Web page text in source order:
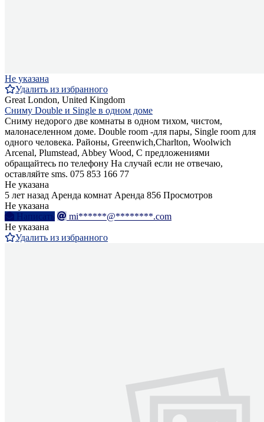
Не указана
Удалить из избранного
Great London, United Kingdom
Сниму Double и Single в одном доме
Сниму недорого две комнаты в одном тихом, чистом,
малонаселенном доме. Double room -для пары, Single room для
одного человека. Районы, Greenwich,Charlton, Woolwich
Arcenal, Plumstead, Abbey Wood, С предложениями
обращайтесь по телефону На случай если не отвечаю,
оставляйте sms. 075 853 166 77
Не указана
5 лет назад Аренда комнат Аренда 856 Просмотров
Не указана
Написать
mi******@********.com
Не указана
Удалить из избранного